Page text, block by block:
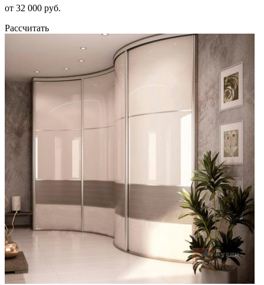
от 32 000 руб.
Рассчитать